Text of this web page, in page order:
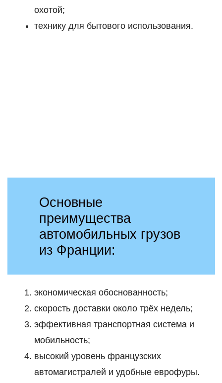
охотой;
технику для бытового использования.
Основные
преимущества
автомобильных грузов
из Франции:
экономическая обоснованность;
скорость доставки около трёх недель;
эффективная транспортная система и
мобильность;
высокий уровень французских
автомагистралей и удобные еврофуры.